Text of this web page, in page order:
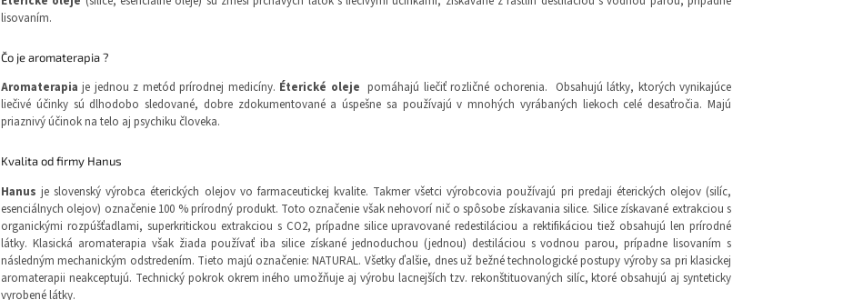
lisovaním.
Čo je aromaterapia ?
Aromaterapia je jednou z metód prírodnej medicíny. Éterické oleje pomáhajú liečiť rozličné ochorenia. Obsahujú látky, ktorých vynikajúce
liečivé účinky sú dlhodobo sledované, dobre zdokumentované a úspešne sa používajú v mnohých vyrábaných liekoch celé desaťročia. Majú
priaznivý účinok na telo aj psychiku človeka.
Kvalita od firmy Hanus
Hanus je slovenský výrobca éterických olejov vo farmaceutickej kvalite. Takmer všetci výrobcovia používajú pri predaji éterických olejov (silíc,
esenciálnych olejov) označenie 100 % prírodný produkt. Toto označenie však nehovorí nič o spôsobe získavania silice. Silice získavané extrakciou s
organickými rozpúšťadlami, superkritickou extrakciou s CO2, prípadne silice upravované redestiláciou a rektifikáciou tiež obsahujú len prírodné
látky. Klasická aromaterapia však žiada používať iba silice získané jednoduchou (jednou) destiláciou s vodnou parou, prípadne lisovaním s
následným mechanickým odstredením. Tieto majú označenie: NATURAL. Všetky ďalšie, dnes už bežné technologické postupy výroby sa pri klasickej
aromaterapii neakceptujú. Technický pokrok okrem iného umožňuje aj výrobu lacnejších tzv. rekonštituovaných silíc, ktoré obsahujú aj synteticky
vyrobené látky.